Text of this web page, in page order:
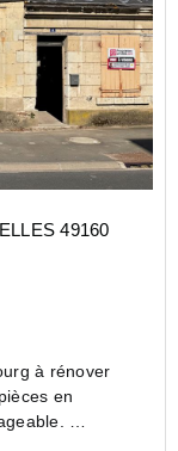
49160
en